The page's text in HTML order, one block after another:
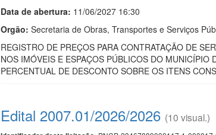
Data de abertura: 11/06/2027 16:30
Orgão: Secretaria de Obras, Transportes e Serviços
REGISTRO DE PREÇOS PARA CONTRATAÇÃO DE
NOS IMÓVEIS E ESPAÇOS PÚBLICOS DO
PERCENTUAL DE DESCONTO SOBRE OS ITENS
Edital 2007.01/2026/2026 (10 visual.)